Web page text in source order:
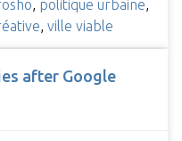
, politique urbaine,
, ville viable
after Google